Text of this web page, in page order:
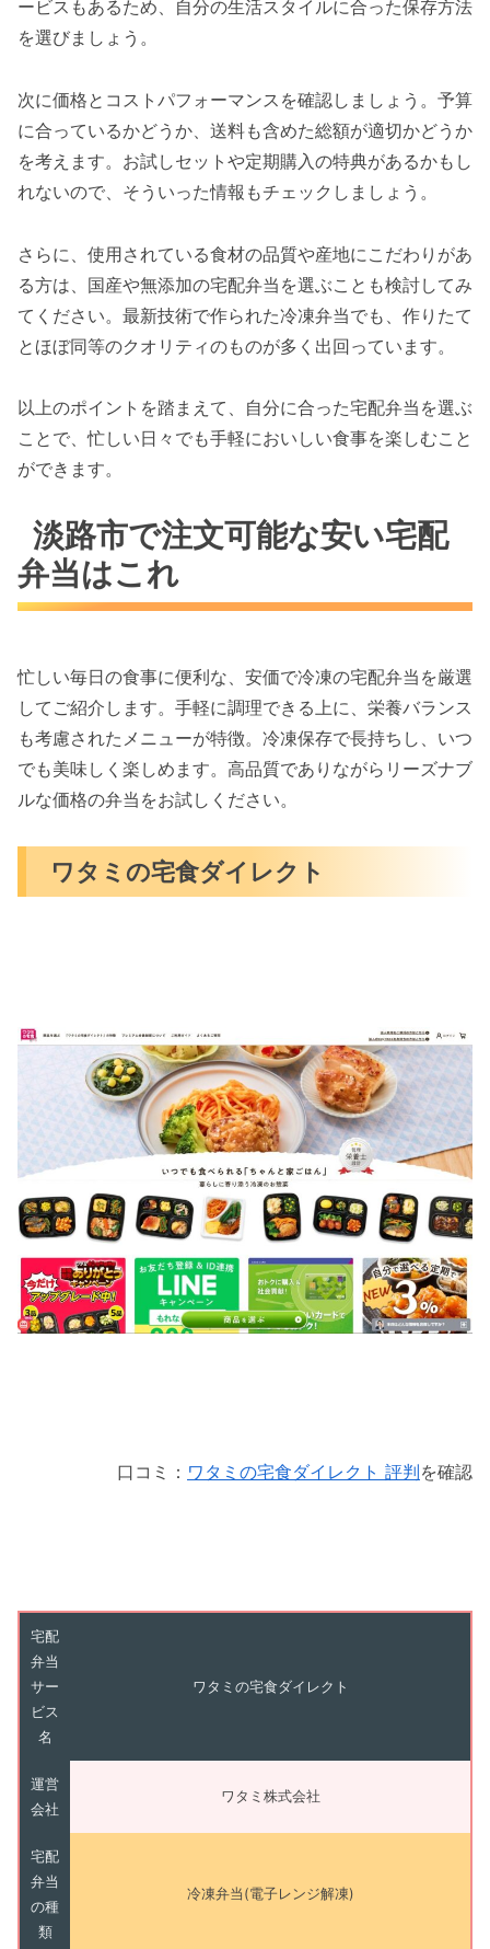
ービスもあるため、自分の生活スタイルに合った保存方法
を選びましょう。
次に価格とコストパフォーマンスを確認しましょう。予算
に合っているかどうか、送料も含めた総額が適切かどうか
を考えます。お試しセットや定期購入の特典があるかもし
れないので、そういった情報もチェックしましょう。
さらに、使用されている食材の品質や産地にこだわりがあ
る方は、国産や無添加の宅配弁当を選ぶことも検討してみ
てください。最新技術で作られた冷凍弁当でも、作りたて
とほぼ同等のクオリティのものが多く出回っています。
以上のポイントを踏まえて、自分に合った宅配弁当を選ぶ
ことで、忙しい日々でも手軽においしい食事を楽しむこと
ができます。
淡路市で注文可能な安い宅配
弁当はこれ
忙しい毎日の食事に便利な、安価で冷凍の宅配弁当を厳選
してご紹介します。手軽に調理できる上に、栄養バランス
も考慮されたメニューが特徴。冷凍保存で長持ちし、いつ
でも美味しく楽しめます。高品質でありながらリーズナブ
ルな価格の弁当をお試しください。
ワタミの宅食ダイレクト
口コミ： ワタミの宅食ダイレクト 評判を確認
宅配
弁当
サー
ビス
名
ワタミの宅食ダイレクト
運営
会社
ワタミ株式会社
宅配
弁当
の種
類
冷凍弁当(電子レンジ解凍)